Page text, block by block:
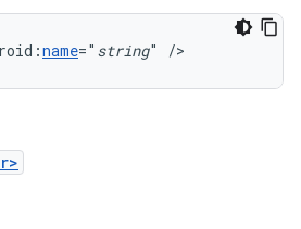
name=" string" />